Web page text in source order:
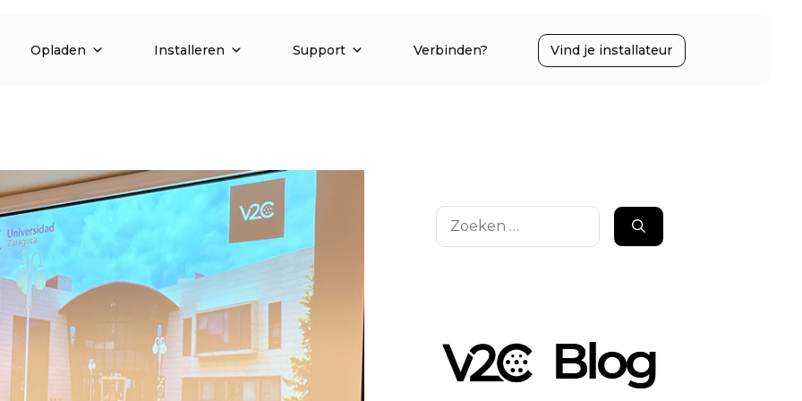
Opladen Installeren Support Verbinden? Vind je installateur
Zoek
naar: